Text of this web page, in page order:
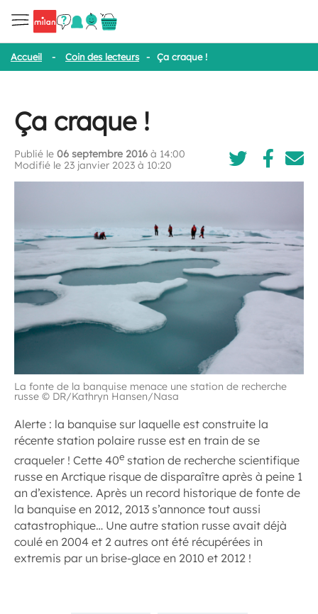
Accueil - Coin des lecteurs - Ça craque !
Ça craque !
Publié le 06 septembre 2016 à 14:00
Modifié le 23 janvier 2023 à 10:20
La fonte de la banquise menace une station de recherche
russe © DR/Kathryn Hansen/Nasa
Alerte : la banquise sur laquelle est construite la
récente station polaire russe est en train de se
craqueler ! Cette 40e station de recherche scientifique
russe en Arctique risque de disparaître après à peine 1
an d’existence. Après un record historique de fonte de
la banquise en 2012, 2013 s’annonce tout aussi
catastrophique… Une autre station russe avait déjà
coulé en 2004 et 2 autres ont été récupérées in
extremis par un brise-glace en 2010 et 2012 !